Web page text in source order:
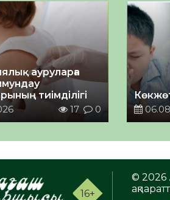
ауруларға
тиімділігі
17 0
16+
© 2026